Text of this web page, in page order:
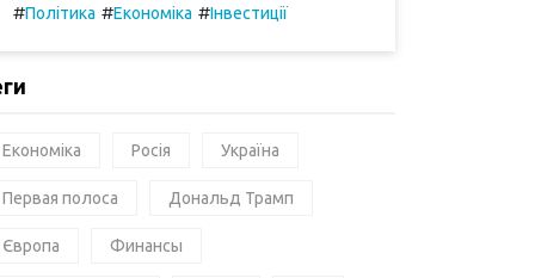
#Політика #Економіка #Інвестиції
Економіка Росія Україна
Первая полоса Дональд Трамп
Європа Финансы